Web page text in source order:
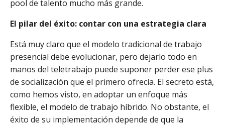
pool de talento mucho más grande.
El pilar del éxito: contar con una estrategia clara
Está muy claro que el modelo tradicional de trabajo
presencial debe evolucionar, pero dejarlo todo en
manos del teletrabajo puede suponer perder ese plus
de socialización que el primero ofrecía. El secreto está,
como hemos visto, en adoptar un enfoque más
flexible, el modelo de trabajo híbrido. No obstante, el
éxito de su implementación depende de que la